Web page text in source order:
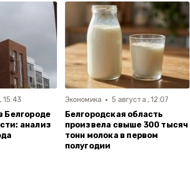
15:43
Белгороде
анализ
Экономика 5 августа , 12:07
Белгородская область
произвела свыше 300 тысяч
тонн молока в первом
полугодии